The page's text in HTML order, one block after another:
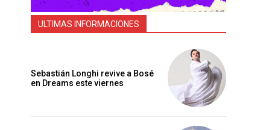
ULTIMAS INFORMACIONES
Sebastián Longhi revive a Bosé
en Dreams este viernes